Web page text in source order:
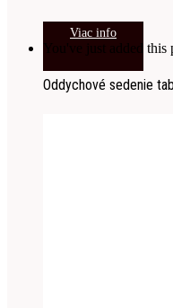
Viac info
You've just added this
Oddychové sedenie